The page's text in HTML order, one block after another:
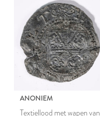
ANONIEM
Textiellood met wapen van